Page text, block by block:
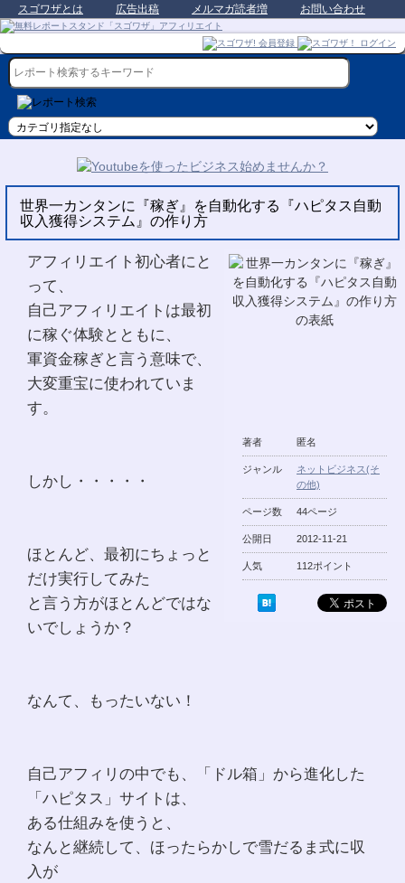
スゴワザとは 広告出稿 メルマガ読者増 お問い合わせ
世界一カンタンに『稼ぎ』を自動化する『ハピタス自動
収入獲得システム』の作り方
著者 匿名
ジャンル
ネットビジネス(そ
の他)
ページ数 44ページ
公開日 2012-11-21
人気 112ポイント
アフィリエイト初心者にと
って、
自己アフィリエイトは最初
に稼ぐ体験とともに、
軍資金稼ぎと言う意味で、
大変重宝に使われていま
す。
しかし・・・・・
ほとんど、最初にちょっと
だけ実行してみた
と言う方がほとんどではな
いでしょうか？
なんて、もったいない！
自己アフィリの中でも、「ドル箱」から進化した
「ハピタス」サイトは、
ある仕組みを使うと、
なんと継続して、ほったらかしで雪だるま式に収
入が